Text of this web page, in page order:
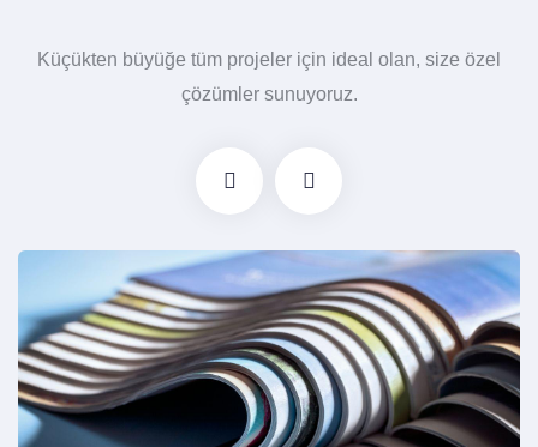
Küçükten büyüğe tüm projeler için ideal olan, size özel
çözümler sunuyoruz.